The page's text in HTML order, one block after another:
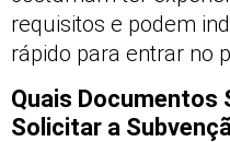
requisitos e podem
rápido para entrar no
Quais Documentos
Solicitar a